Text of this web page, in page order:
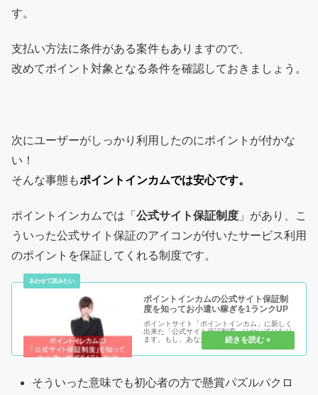
す。
支払い方法に条件がある案件もありますので、
改めてポイント対象となる条件を確認しておきましょう。
次にユーザーがしっかり利用したのにポイントが付かな
い！
そんな事態もポイントインカムでは安心です。
ポイントインカムでは「 公式サイト保証制度 」があり、こ
ういった公式サイト保証のアイコンが付いたサービス利用
のポイントを保証してくれる制度です。
ポイントインカムの公式サイト保証制
度を知ってお小遣い稼ぎを1ランクUP
ポイントサイト「ポイントインカム」に新しく
出来た「公式サイト保証制度」についてになり
ます。もし、あなたが初めてのポイントサイト
を利用する時に、経由するのであれば保証があ
るのとないのではどちらが良いでしょうか？私
そういった意味でも初心者の方で懸賞パズルパクロ